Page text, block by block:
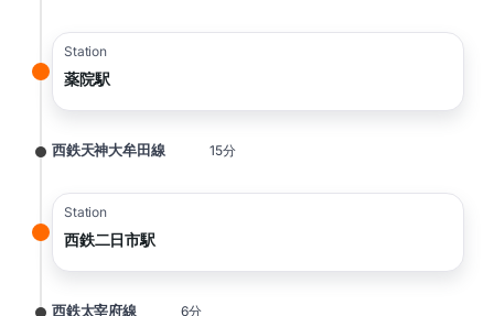
Station
薬院駅
西鉄天神大牟田線 15分
Station
西鉄二日市駅
西鉄太宰府線 6分